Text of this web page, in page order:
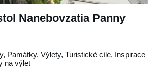
Nanebovzatia Panny
Památky, Výlety, Turistické cíle, Inspirace
na výlet